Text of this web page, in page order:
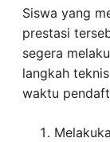
Siswa yang
prestasi
segera
langkah
waktu